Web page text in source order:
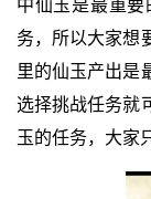
中仙玉是最重
务，所以大家想
里的仙玉产出是
选择挑战任务就
玉的任务，大家